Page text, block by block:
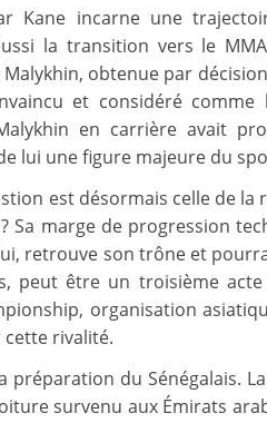
Kane incarne une
la transition vers le
obtenue par
et considéré
en carrière avait
lui une figure majeure du
est désormais celle de
Sa marge de progression
retrouve son trône et
peut être un troisième
organisation
rivalité.
préparation du Sénégalais.
survenu aux Émirats